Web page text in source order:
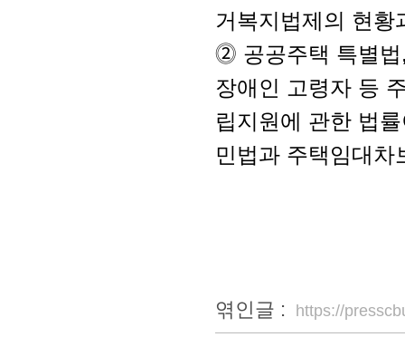
거복지법제의 현
⓶ 공공주택 특별
장애인 고령자 등
립지원에 관한 법
민법과 주택임대차
엮인글 : https://